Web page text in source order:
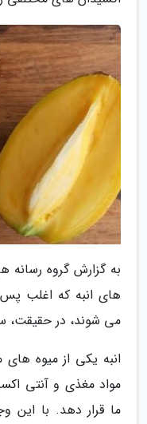
به گزارش گروه رسانه
های انبه که اغلب
می شوند، در حقیقت،
انبه یکی از میوه
مواد مغذی و آنتی
ما قرار دهد. با این